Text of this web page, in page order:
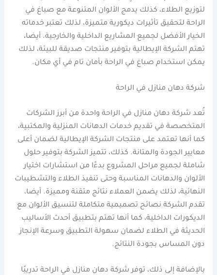
لتوزيع الطلاء، كذلك يدمج الألوان المتنوعة مع صباغ في
الراحة لتحقيق تأثيرات ديكورية متميزة، لذلك تعتبر خدماته
الخيار الأفضل لجميع المشاريع الداخلية والخارجية. أيضا،
تهتم الشركة الإيطالية بتوفير منتجات صديقة للبيئة، لذلك
يمكن استخدام صباغ في الراحة بأمان تام في أي مكان.
شركة دهان منازل في الراحة
تُعد شركة دهان منازل في الراحة واحدة من أبرز الشركات
المتخصصة في تقديم خدمات الدهانات المنزلية والمكتبية،
كما أنها تعتمد على منتجات الشركة الإيطالية لضمان أعلى
معايير الجودة والمتانة. كذلك، تتميز الشركة بتوفير حلول
شاملة لجميع مراحل المشروع بدءًا من استشارات اختيار
الألوان والدهانات المناسبة وحتى تنفيذ الطلاء والتشطيبات
النهائية، لذلك يضمن العملاء نتائج متقنة ومميزة. أيضا،
تقدم الشركة نصائح تصميمية متكاملة لتنسيق الألوان مع
الديكورات الداخلية، كما أنها تهتم بتطبيق أحدث الأساليب
الحديثة في الطلاء لضمان سهولة التطبيق وسرعة الإنجاز
دون المساس بجودة النتائج.
بالإضافة إلى ذلك، توفر شركة دهان منازل في الراحة تدريبًا